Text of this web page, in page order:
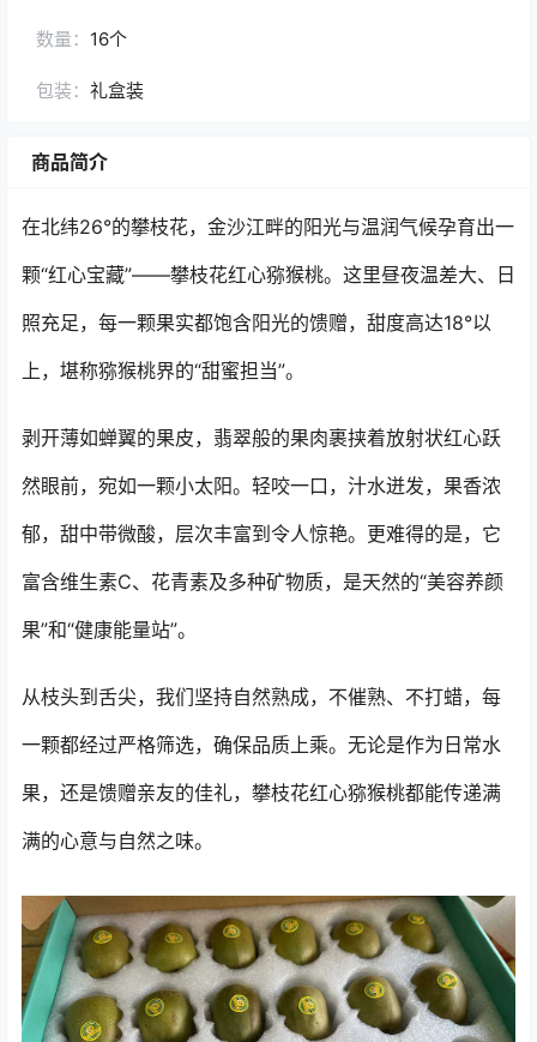
数量： 16个
包装： 礼盒装
商品简介
在北纬26°的攀枝花，金沙江畔的阳光与温润气候孕育出一
颗“红心宝藏”——攀枝花红心猕猴桃。这里昼夜温差大、日
照充足，每一颗果实都饱含阳光的馈赠，甜度高达18°以
上，堪称猕猴桃界的“甜蜜担当”。
剥开薄如蝉翼的果皮，翡翠般的果肉裹挟着放射状红心跃
然眼前，宛如一颗小太阳。轻咬一口，汁水迸发，果香浓
郁，甜中带微酸，层次丰富到令人惊艳。更难得的是，它
富含维生素C、花青素及多种矿物质，是天然的“美容养颜
果”和“健康能量站”。
从枝头到舌尖，我们坚持自然熟成，不催熟、不打蜡，每
一颗都经过严格筛选，确保品质上乘。无论是作为日常水
果，还是馈赠亲友的佳礼，攀枝花红心猕猴桃都能传递满
满的心意与自然之味。